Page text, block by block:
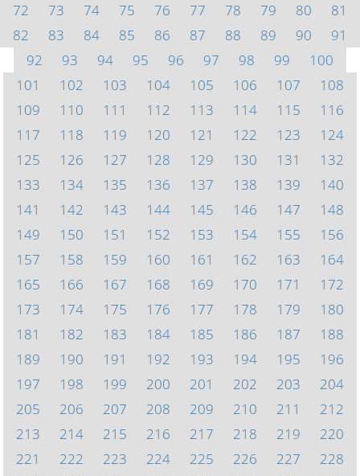
72
73 74 75 76 77 78 79 80
81
82
83 84 85 86 87 88 89 90
91
92
93 94 95 96 97 98 99
100
101
102 103 104 105 106 107
108
109
110 111 112 113 114 115
116
117
118 119 120 121 122 123
124
125
126 127 128 129 130 131
132
133
134 135 136 137 138 139
140
141
142 143 144 145 146 147
148
149
150 151 152 153 154 155
156
157
158 159 160 161 162 163
164
165
166 167 168 169 170 171
172
173
174 175 176 177 178 179
180
181
182 183 184 185 186 187
188
189
190 191 192 193 194 195
196
197
198 199 200 201 202 203
204
205
206 207 208 209 210 211
212
213
214 215 216 217 218 219
220
221
222 223 224 225 226 227
228